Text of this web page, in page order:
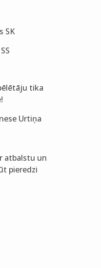
SK
tika
Urtiņa
atbalstu un
pieredzi